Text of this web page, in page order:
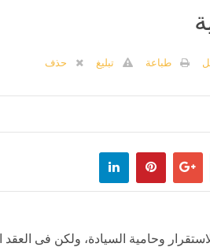
عبر مختلف الولايات
طباعة تبليغ حذف
وحامية السيادة، ولكن فى العقد